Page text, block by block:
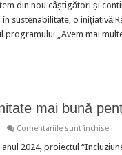
Socială
din nou câștigători și
sustenabilitate, o inițiativă
programului „Avem mai
mai bună
Comentariile sunt închise
2024, proiectul